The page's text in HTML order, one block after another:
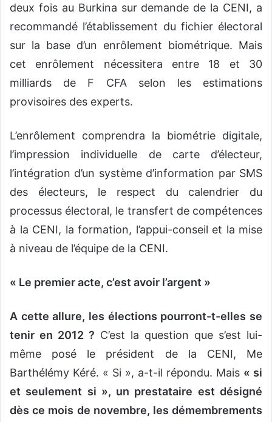
deux fois au Burkina sur demande de la CENI, a
recommandé l’établissement du fichier électoral
sur la base d’un enrôlement biométrique. Mais
cet enrôlement nécessitera entre 18 et 30
milliards de F CFA selon les estimations
provisoires des experts.
L’enrôlement comprendra la biométrie digitale,
l’impression individuelle de carte d’électeur,
l’intégration d’un système d’information par SMS
des électeurs, le respect du calendrier du
processus électoral, le transfert de compétences
à la CENI, la formation, l’appui-conseil et la mise
à niveau de l’équipe de la CENI.
« Le premier acte, c’est avoir l’argent »
A cette allure, les élections pourront-t-elles se
tenir en 2012 ? C’est la question que s’est lui-
même posé le président de la CENI, Me
Barthélémy Kéré. « Si », a-t-il répondu. Mais « si
et seulement si », un prestataire est désigné
dès ce mois de novembre, les démembrements